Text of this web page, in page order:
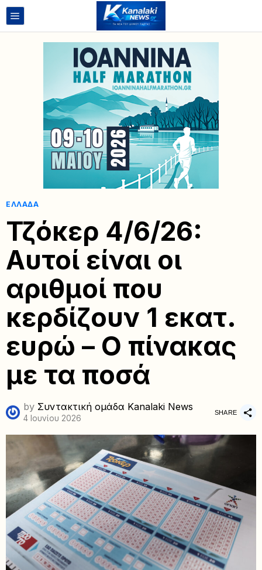
ΕΛΛΆΔΑ
Τζόκερ 4/6/26:
Αυτοί είναι οι
αριθμοί που
κερδίζουν 1 εκατ.
ευρώ – Ο πίνακας
με τα ποσά
by Συντακτική ομάδα Kanalaki News
4 Ιουνίου 2026
SHARE